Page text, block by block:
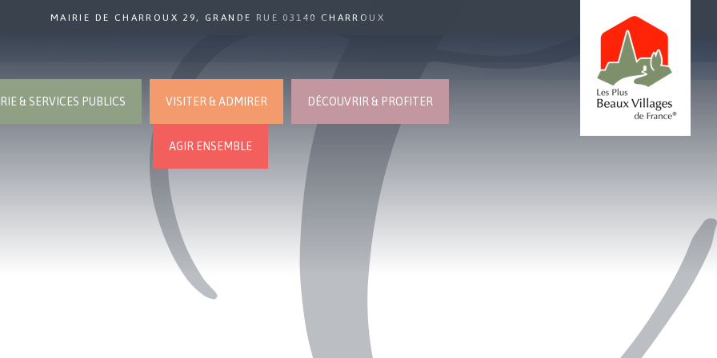
MAIRIE DE CHARROUX 29, GRANDE RUE 03140 CHARROUX
& SERVICES PUBLICS VISITER & ADMIRER DÉCOUVRIR & PROFITER
AGIR ENSEMBLE